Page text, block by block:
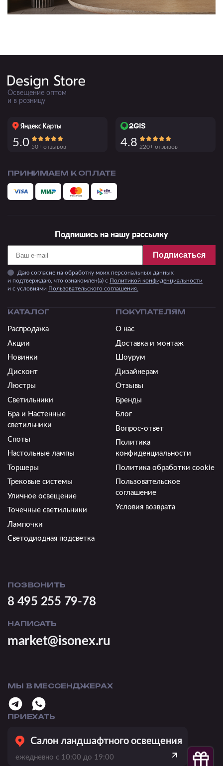
Подпишись на нашу рассылку
Подписаться
Даю согласие на обработку моих персональных данных
и подтверждаю, что ознакомлен(а) с Политикой конфиденциальности
и c условиями Пользовательского соглашения.
Освещение оптом
и в розницу
5.0 50+ отзывов 4.8 220+ отзывов
ПРИНИМАЕМ К ОПЛАТЕ
КАТАЛОГ
Распродажа
Акции
Новинки
Дисконт
Люстры
Светильники
Бра и Настенные
светильники
Споты
Настольные лампы
Торшеры
Трековые системы
Уличное освещение
Точечные светильники
Лампочки
Светодиодная подсветка
ПОКУПАТЕЛЯМ
О нас
Доставка и монтаж
Шоурум
Дизайнерам
Отзывы
Бренды
Блог
Вопрос-ответ
Политика
конфиденциальности
Политика обработки cookie
Пользовательское
соглашение
Условия возврата
ПОЗВОНИТЬ
8 495 255 79-78
НАПИСАТЬ
market@isonex.ru
МЫ В МЕССЕНДЖЕРАХ
ПРИЕХАТЬ
Салон ландшафтного освещения
ежедневно с 10:00 до 19:00